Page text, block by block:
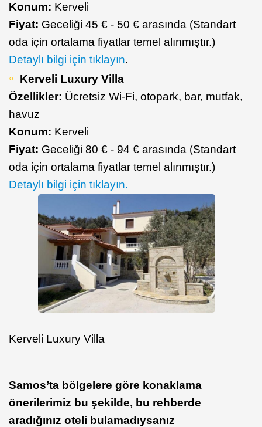
Konum: Kerveli
Fiyat: Geceliği 45 € - 50 € arasında (Standart
oda için ortalama fiyatlar temel alınmıştır.)
Detaylı bilgi için tıklayın.
Kerveli Luxury Villa
Özellikler: Ücretsiz Wi-Fi, otopark, bar, mutfak,
havuz
Konum: Kerveli
Fiyat: Geceliği 80 € - 94 € arasında (Standart
oda için ortalama fiyatlar temel alınmıştır.)
Detaylı bilgi için tıklayın.
Kerveli Luxury Villa
Samos’ta bölgelere göre konaklama
önerilerimiz bu şekilde, bu rehberde
aradığınız oteli bulamadıysanız